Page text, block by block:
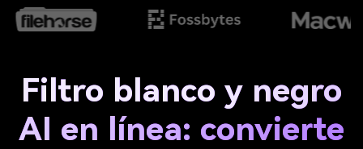
Filtro blanco y negro
AI en línea: convierte